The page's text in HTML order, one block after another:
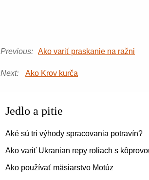
Previous: Ako variť praskanie na ražni
Next: Ako Krov kurča
Jedlo a pitie
Aké sú tri výhody spracovania potravín?
Ako variť Ukranian repy roliach s
Ako používať mäsiarstvo Motúz